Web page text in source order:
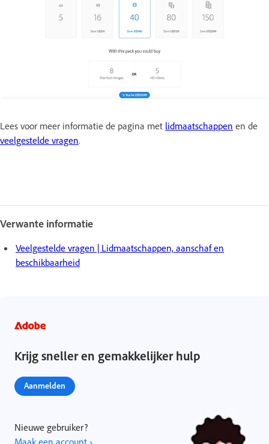
Lees voor meer informatie de pagina met lidmaatschappen en de
veelgestelde vragen.
Verwante informatie
Veelgestelde vragen | Lidmaatschappen, aanschaf en
beschikbaarheid
Krijg sneller en gemakkelijker hulp
Aanmelden
Nieuwe gebruiker?